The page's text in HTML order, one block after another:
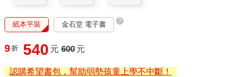
紙本平裝 金石堂 電子書 ?
9 折 540 元 600 元
認購希望書包，幫助弱勢孩童上學不中斷！